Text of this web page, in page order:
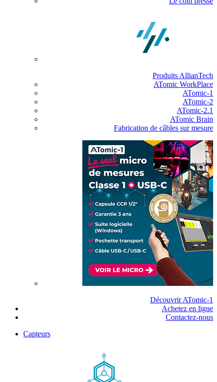
Produits AllianTech
ATomic WorkPlace
ATomic-1
ATomic-2
ATomic-2.1
ATomic Brain
Fabrication de câbles sur mesure
Découvrir ATomic-1
Achetez en ligne
Contactez-nous
Capteurs